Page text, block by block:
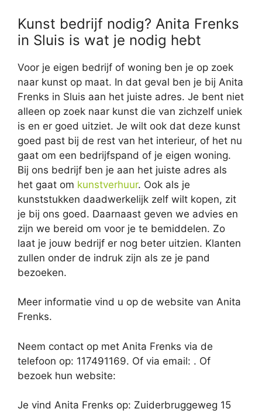
Kunst bedrijf nodig? Anita Frenks
in Sluis is wat je nodig hebt
Voor je eigen bedrijf of woning ben je op zoek
naar kunst op maat. In dat geval ben je bij Anita
Frenks in Sluis aan het juiste adres. Je bent niet
alleen op zoek naar kunst die van zichzelf uniek
is en er goed uitziet. Je wilt ook dat deze kunst
goed past bij de rest van het interieur, of het nu
gaat om een bedrijfspand of je eigen woning.
Bij ons bedrijf ben je aan het juiste adres als
het gaat om kunstverhuur. Ook als je
kunststukken daadwerkelijk zelf wilt kopen, zit
je bij ons goed. Daarnaast geven we advies en
zijn we bereid om voor je te bemiddelen. Zo
laat je jouw bedrijf er nog beter uitzien. Klanten
zullen onder de indruk zijn als ze je pand
bezoeken.
Meer informatie vind u op de website van Anita
Frenks.
Neem contact op met Anita Frenks via de
telefoon op: 117491169. Of via email: . Of
bezoek hun website:
Je vind Anita Frenks op: Zuiderbruggeweg 15